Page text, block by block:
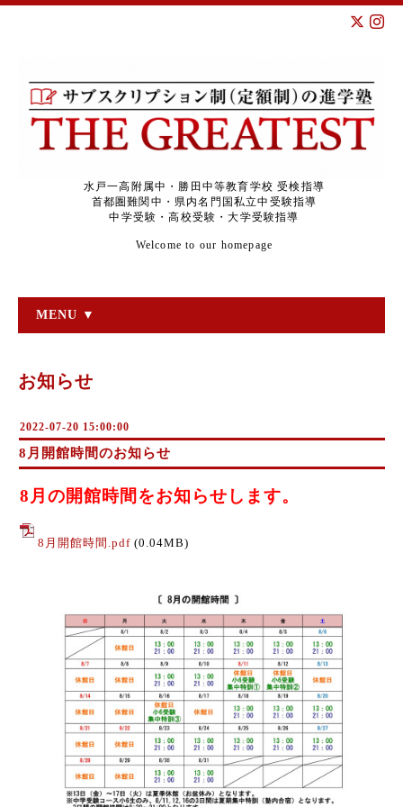
水戸一高附属中・勝田中等教育学校 受検指導
首都圏難関中・県内名門国私立中受験指導
中学受験・高校受験・大学受験指導
Welcome to our homepage
MENU ▼
お知らせ
2022-07-20 15:00:00
8月開館時間のお知らせ
8月の開館時間をお知らせします。
8月開館時間.pdf (0.04MB)